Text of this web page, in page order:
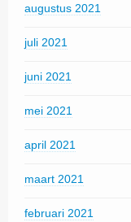
augustus 2021
juli 2021
juni 2021
mei 2021
april 2021
maart 2021
februari 2021